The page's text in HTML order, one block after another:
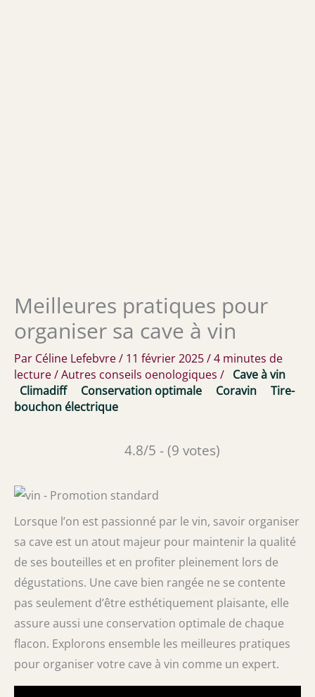
Meilleures pratiques pour
organiser sa cave à vin
Par Céline Lefebvre/ 11 février 2025/4 minutes de
lecture/Autres conseils oenologiques / Cave à vin
Climadiff
Conservation optimale Coravin
Tire-
bouchon électrique
4.8/5 - (9 votes)
Lorsque l’on est passionné par le vin, savoir organiser
sa cave est un atout majeur pour maintenir la qualité
de ses bouteilles et en profiter pleinement lors de
dégustations. Une cave bien rangée ne se contente
pas seulement d’être esthétiquement plaisante, elle
assure aussi une conservation optimale de chaque
flacon. Explorons ensemble les meilleures pratiques
pour organiser votre cave à vin comme un expert.